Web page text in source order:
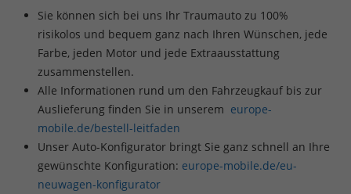
Sie können sich bei uns Ihr Traumauto zu 100%
risikolos und bequem ganz nach Ihren Wünschen, jede
Farbe, jeden Motor und jede Extraausstattung
zusammenstellen.
Alle Informationen rund um den Fahrzeugkauf bis zur
Auslieferung finden Sie in unserem europe-
mobile.de/bestell-leitfaden
Unser Auto-Konfigurator bringt Sie ganz schnell an Ihre
gewünschte Konfiguration: europe-mobile.de/eu-
neuwagen-konfigurator